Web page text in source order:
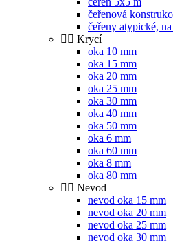
čeřenová
čeřeny atypické,
Krycí
oka 10 mm
oka 15 mm
oka 20 mm
oka 25 mm
oka 30 mm
oka 40 mm
oka 50 mm
oka 6 mm
oka 60 mm
oka 8 mm
oka 80 mm
Nevod
nevod oka 15 mm
nevod oka 20 mm
nevod oka 25 mm
nevod oka 30 mm